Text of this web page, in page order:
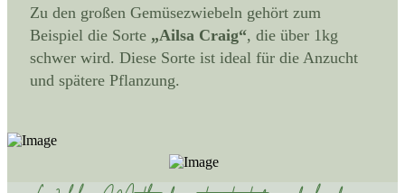
Zu den großen Gemüsezwiebeln gehört zum
Beispiel die Sorte „Ailsa Craig“, die über 1kg
schwer wird. Diese Sorte ist ideal für die Anzucht
und spätere Pflanzung.